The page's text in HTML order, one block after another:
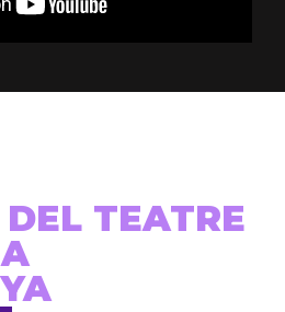
TEATRE